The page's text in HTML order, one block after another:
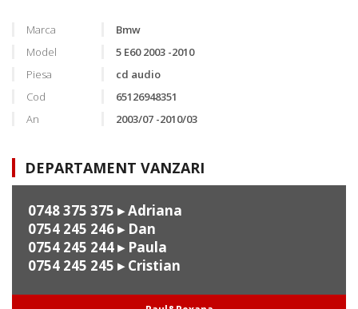
Marca
Bmw
Model
5 E60 2003 -2010
Piesa
cd audio
Cod
65126948351
An
2003/07 -2010/03
DEPARTAMENT VANZARI
0748 375 375 ▸ Adriana
0754 245 246▸ Dan
0754 245 244▸ Paula
0754 245 245 ▸ Cristian